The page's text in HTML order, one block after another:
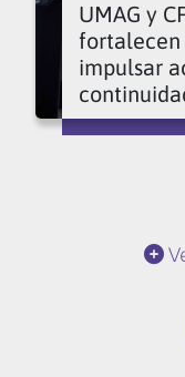
UMAG y
fortalecen
impulsar